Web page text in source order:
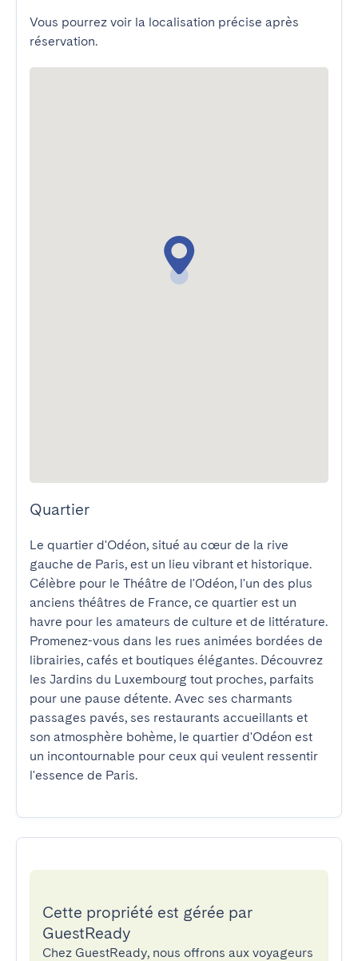
Vous pourrez voir la localisation précise après
réservation.
Quartier
Le quartier d'Odéon, situé au cœur de la rive
gauche de Paris, est un lieu vibrant et historique.
Célèbre pour le Théâtre de l'Odéon, l'un des plus
anciens théâtres de France, ce quartier est un
havre pour les amateurs de culture et de littérature.
Promenez-vous dans les rues animées bordées de
librairies, cafés et boutiques élégantes. Découvrez
les Jardins du Luxembourg tout proches, parfaits
pour une pause détente. Avec ses charmants
passages pavés, ses restaurants accueillants et
son atmosphère bohème, le quartier d'Odéon est
un incontournable pour ceux qui veulent ressentir
l'essence de Paris.
Cette propriété est gérée par
GuestReady
Chez GuestReady, nous offrons aux voyageurs